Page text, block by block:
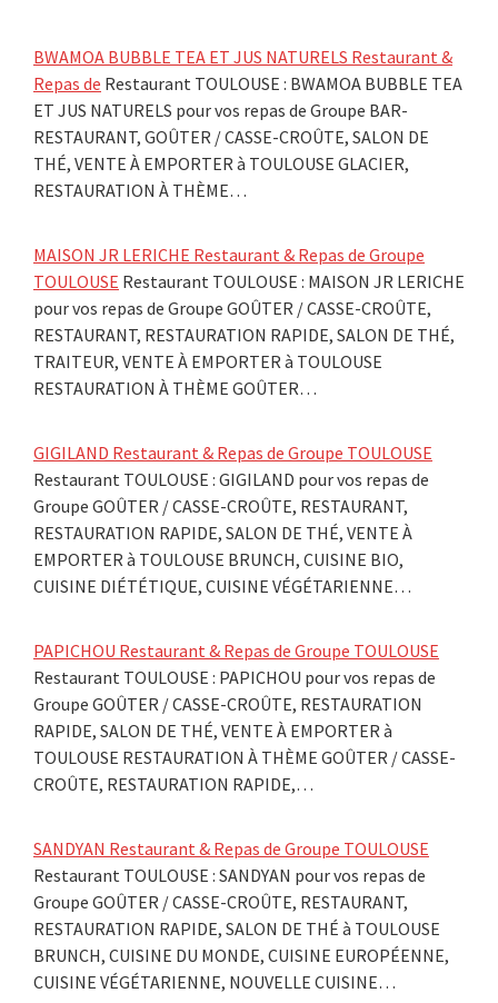
BWAMOA BUBBLE TEA ET JUS NATURELS Restaurant &
Repas de Restaurant TOULOUSE : BWAMOA BUBBLE TEA
ET JUS NATURELS pour vos repas de Groupe BAR-
RESTAURANT, GOÛTER / CASSE-CROÛTE, SALON DE
THÉ, VENTE À EMPORTER à TOULOUSE GLACIER,
RESTAURATION À THÈME…
MAISON JR LERICHE Restaurant & Repas de Groupe
TOULOUSE Restaurant TOULOUSE : MAISON JR LERICHE
pour vos repas de Groupe GOÛTER / CASSE-CROÛTE,
RESTAURANT, RESTAURATION RAPIDE, SALON DE THÉ,
TRAITEUR, VENTE À EMPORTER à TOULOUSE
RESTAURATION À THÈME GOÛTER…
GIGILAND Restaurant & Repas de Groupe TOULOUSE
Restaurant TOULOUSE : GIGILAND pour vos repas de
Groupe GOÛTER / CASSE-CROÛTE, RESTAURANT,
RESTAURATION RAPIDE, SALON DE THÉ, VENTE À
EMPORTER à TOULOUSE BRUNCH, CUISINE BIO,
CUISINE DIÉTÉTIQUE, CUISINE VÉGÉTARIENNE…
PAPICHOU Restaurant & Repas de Groupe TOULOUSE
Restaurant TOULOUSE : PAPICHOU pour vos repas de
Groupe GOÛTER / CASSE-CROÛTE, RESTAURATION
RAPIDE, SALON DE THÉ, VENTE À EMPORTER à
TOULOUSE RESTAURATION À THÈME GOÛTER / CASSE-
CROÛTE, RESTAURATION RAPIDE,…
SANDYAN Restaurant & Repas de Groupe TOULOUSE
Restaurant TOULOUSE : SANDYAN pour vos repas de
Groupe GOÛTER / CASSE-CROÛTE, RESTAURANT,
RESTAURATION RAPIDE, SALON DE THÉ à TOULOUSE
BRUNCH, CUISINE DU MONDE, CUISINE EUROPÉENNE,
CUISINE VÉGÉTARIENNE, NOUVELLE CUISINE…